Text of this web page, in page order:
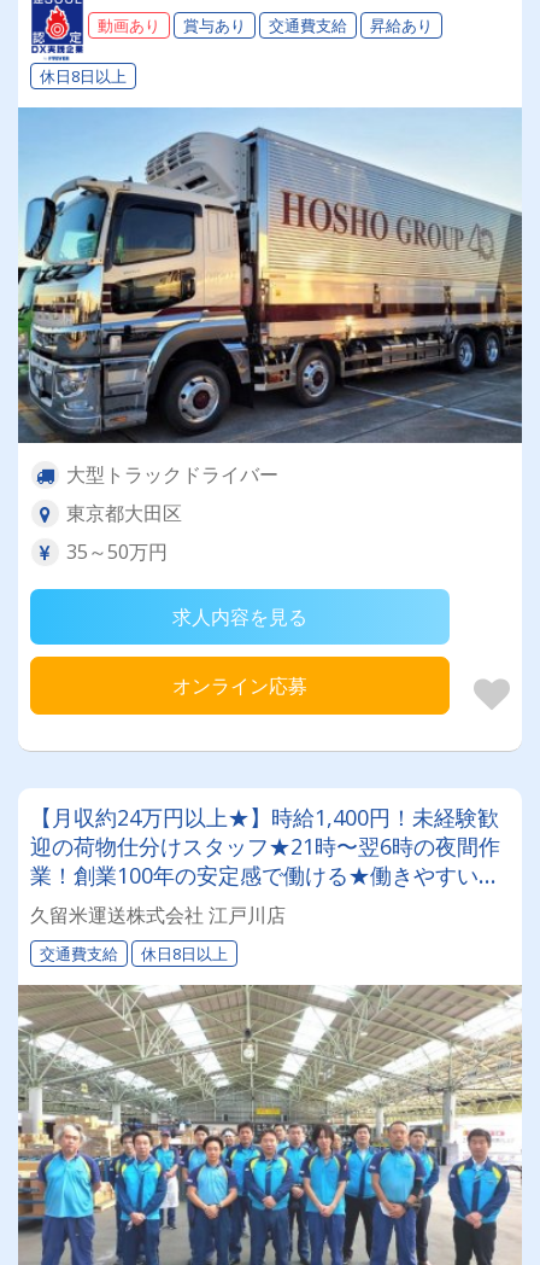
動画あり 賞与あり 交通費支給 昇給あり
休日8日以上
大型トラックドライバー
東京都大田区
35～50万円
求人内容を見る
オンライン応募
【月収約24万円以上★】時給1,400円！未経験歓
迎の荷物仕分けスタッフ★21時〜翌6時の夜間作
業！創業100年の安定感で働ける★働きやすい職
場認証「二つ星」獲得★【夜間作業員募集】
久留米運送株式会社 江戸川店
交通費支給 休日8日以上